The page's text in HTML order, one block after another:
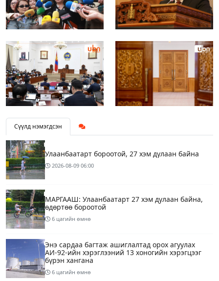
Сүүлд нэмэгдсэн
Улаанбаатарт бороотой, 27 хэм дулаан байна
2026-08-09 06:00
МАРГААШ: Улаанбаатарт 27 хэм дулаан байна,
өдөртөө бороотой
6 цагийн өмнө
Энэ сардаа багтаж ашиглалтад орох агуулах
АИ-92-ийн хэрэглээний 13 хоногийн хэрэгцээг
бүрэн хангана
6 цагийн өмнө